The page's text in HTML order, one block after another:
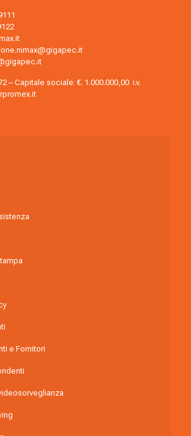
– Capitale sociale: €. 1.000.000,00 i.v.
e Fornitori